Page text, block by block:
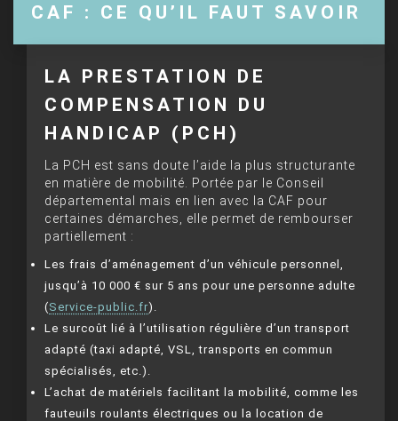
CAF : CE QU’IL FAUT SAVOIR
LA PRESTATION DE
COMPENSATION DU
HANDICAP (PCH)
La PCH est sans doute l’aide la plus structurante
en matière de mobilité. Portée par le Conseil
départemental mais en lien avec la CAF pour
certaines démarches, elle permet de rembourser
partiellement :
Les frais d’aménagement d’un véhicule personnel,
jusqu’à 10 000 € sur 5 ans pour une personne adulte
(Service-public.fr).
Le surcoût lié à l’utilisation régulière d’un transport
adapté (taxi adapté, VSL, transports en commun
spécialisés, etc.).
L’achat de matériels facilitant la mobilité, comme les
fauteuils roulants électriques ou la location de